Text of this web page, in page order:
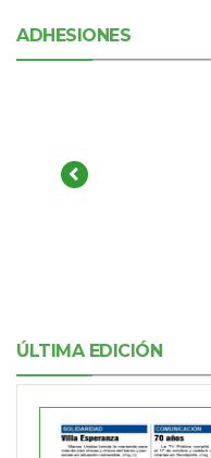
ADHESIONES
ÚLTIMA EDICIÓN